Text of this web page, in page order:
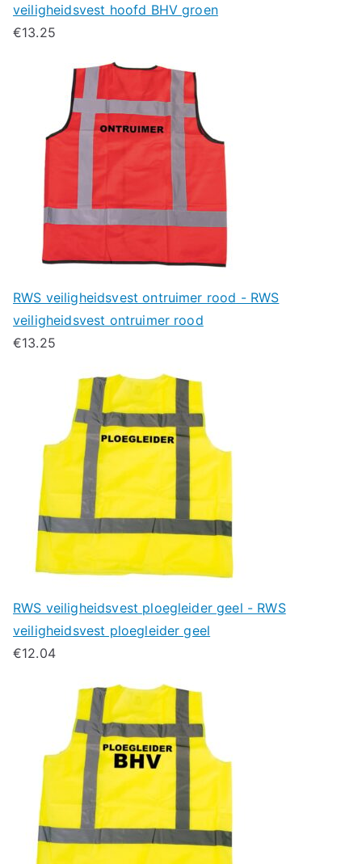
veiligheidsvest hoofd BHV groen
€13.25
RWS veiligheidsvest ontruimer rood - RWS
veiligheidsvest ontruimer rood
€13.25
RWS veiligheidsvest ploegleider geel - RWS
veiligheidsvest ploegleider geel
€12.04